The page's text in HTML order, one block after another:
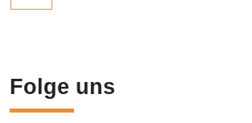
Folge uns